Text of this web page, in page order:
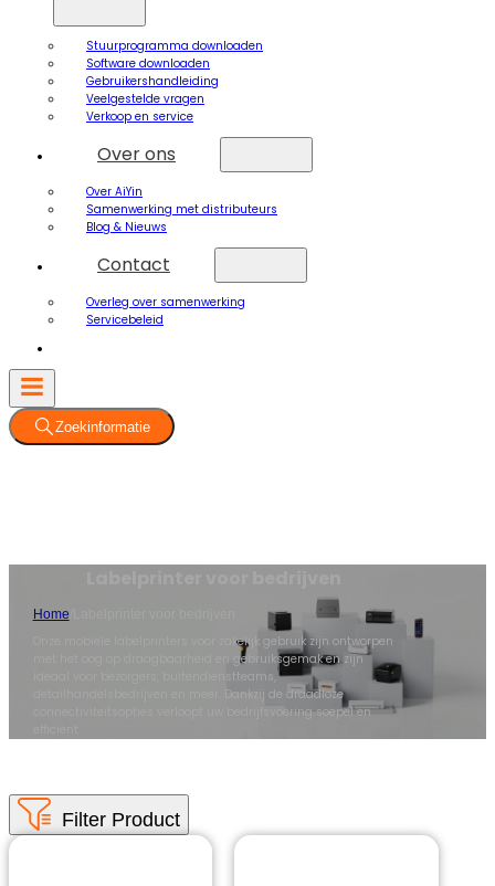
Stuurprogramma downloaden
Software downloaden
Gebruikershandleiding
Veelgestelde vragen
Verkoop en service
Over ons
Over AiYin
Samenwerking met distributeurs
Blog & Nieuws
Contact
Overleg over samenwerking
Servicebeleid
Zoekinformatie
Home
Onze mobiele labelprinters voor zakelijk gebruik zijn ontworpen
met het oog op draagbaarheid en gebruiksgemak en zijn
ideaal voor bezorgers, buitendienstteams,
detailhandelsbedrijven en meer. Dankzij de draadloze
connectiviteitsopties verloopt uw bedrijfsvoering soepel en